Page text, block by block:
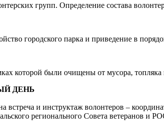
групп. Определение состава
городского парка и приведение в
которой были очищены от мусора,
ДЕНЬ
встреча и инструктаж волонтеров –
регионального Совета ветеранов